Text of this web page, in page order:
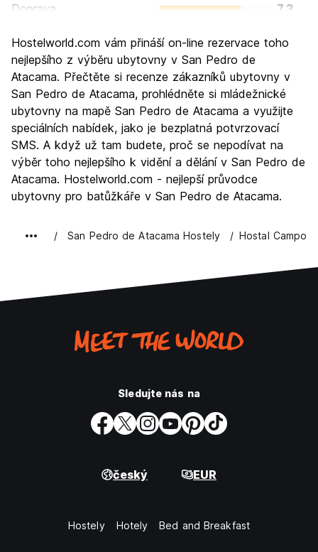
Doprava
7.3
Kultura
Noční život
6.5
Hodnota za peníze
7.2
Hostelworld.com vám přináší on-line rezervace toho
nejlepšího z výběru ubytovny v San Pedro de
Atacama. Přečtěte si recenze zákazníků ubytovny v
San Pedro de Atacama, prohlédněte si mládežnické
ubytovny na mapě San Pedro de Atacama a využijte
speciálních nabídek, jako je bezplatná potvrzovací
SMS. A když už tam budete, proč se nepodívat na
výběr toho nejlepšího k vidění a dělání v San Pedro de
Atacama. Hostelworld.com - nejlepší průvodce
ubytovny pro batůžkáře v San Pedro de Atacama.
San Pedro de Atacama Hostely Hostal Campo
Sledujte nás na
český EUR
Hostely Hotely Bed and Breakfast